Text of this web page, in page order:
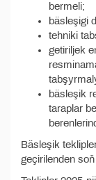
bermeli;
bäsleşigi
tehniki
getiriljek
bäsleşik
taraplar
Bäsleşik
geçirilenden